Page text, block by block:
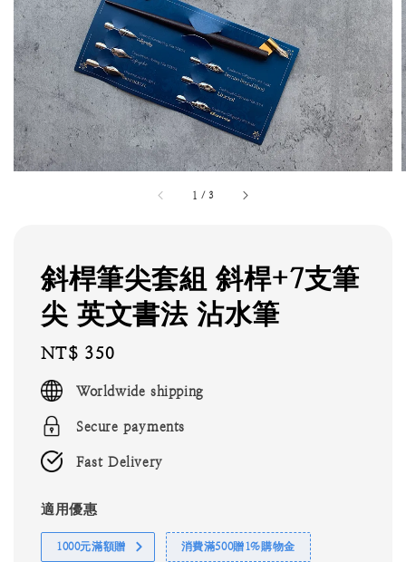
1 /3
斜桿筆尖套組 斜桿+7支筆
尖 英文書法 沾水筆
Regular
price
NT$ 350
Worldwide shipping
Secure payments
Fast Delivery
適用優惠
1000元滿額贈 消費滿500贈1%購物金